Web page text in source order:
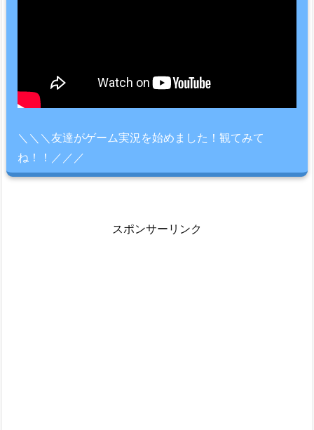
＼＼＼友達がゲーム実況を始めました！観てみて
ね！！／／／
スポンサーリンク